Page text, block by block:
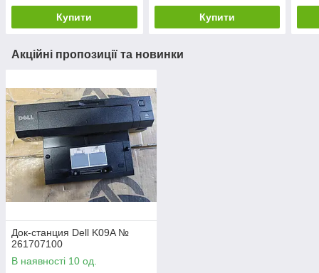
Купити Купити
Акційні пропозиції та новинки
Док-станция Dell K09A №
261707100
В наявності 10 од.